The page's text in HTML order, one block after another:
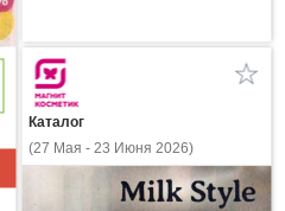
Каталог
(27 Мая - 23 Июня 2026)